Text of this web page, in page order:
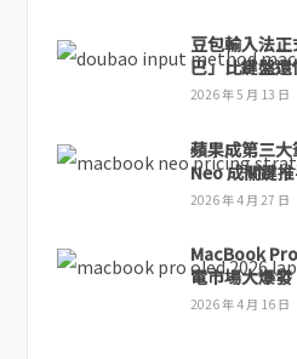
豆包輸入法
巴」比鍵盤還
2026 年 5 月 13 日
蘋果成第三
Neo 成關鍵
2026 年 4 月 27 日
MacBook
電市場大爆發
2026 年 4 月 16 日